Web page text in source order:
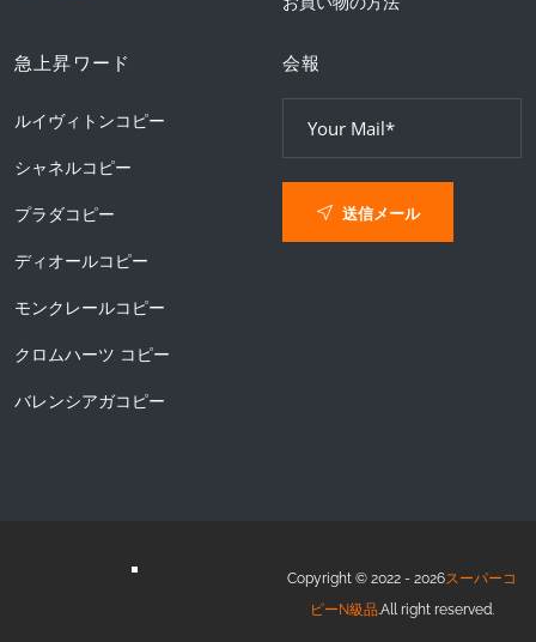
急上昇ワード
ルイヴィトンコピー
シャネルコピー
プラダコピー
ディオールコピー
モンクレールコピー
クロムハーツ コピー
バレンシアガコピー
会報
送信メール
Copyright © 2022 - 2026スーパーコ
ピーN級品.All right reserved.